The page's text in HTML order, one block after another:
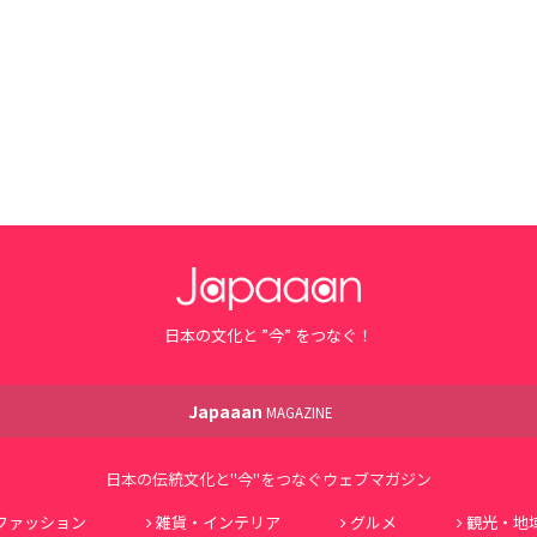
日本の文化と ”今” をつなぐ！
Japaaan MAGAZINE
日本の伝統文化と"今"をつなぐウェブマガジン
ァッション 雑貨・インテリア グルメ 観光・地